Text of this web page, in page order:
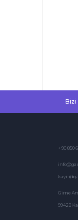
Bizi
+ 90 850
Girne
99428